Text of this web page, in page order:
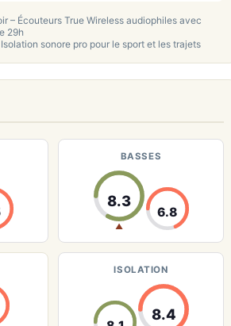
– Écouteurs True Wireless audiophiles avec
29h
sonore pro pour le sport et les trajets
BASSES
8.3
▲
6.8
ISOLATION
8.4